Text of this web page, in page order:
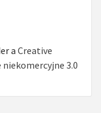
a Creative
3.0